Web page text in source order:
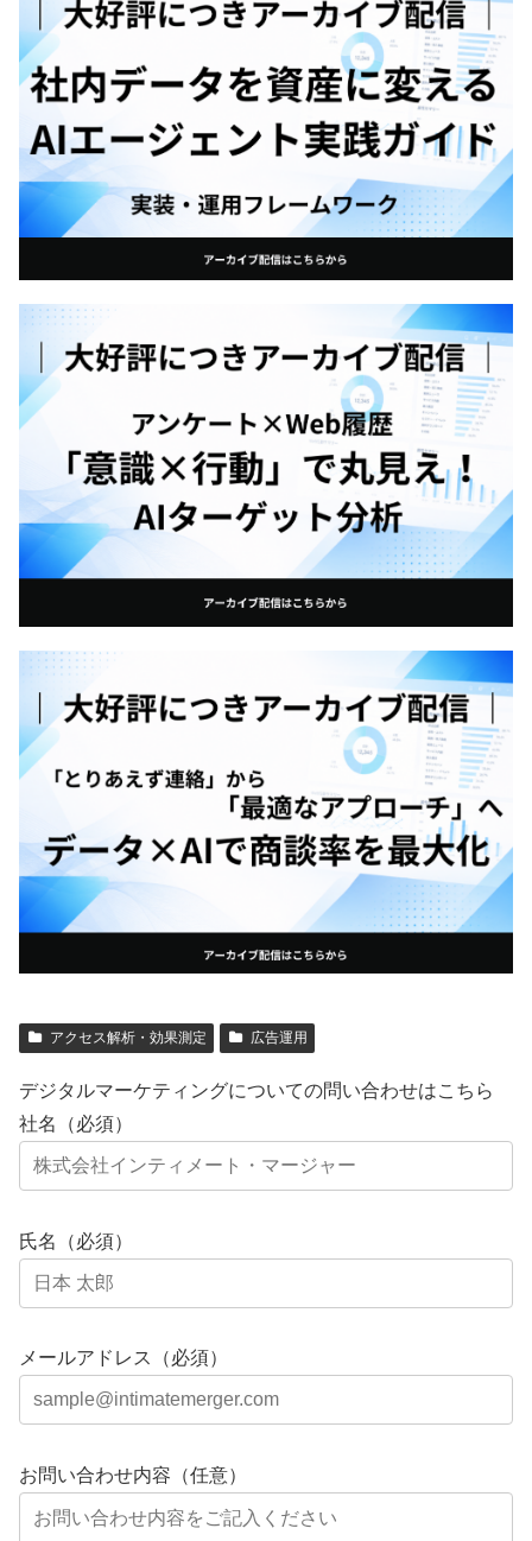
アクセス解析・効果測定 広告運用
デジタルマーケティングについての問い合わせはこちら
社名（必須）
氏名（必須）
メールアドレス（必須）
お問い合わせ内容（任意）